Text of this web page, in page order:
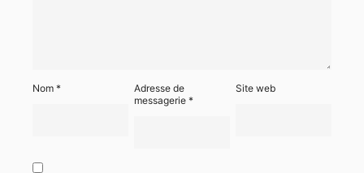
Nom *
Adresse de
messagerie*
Site web